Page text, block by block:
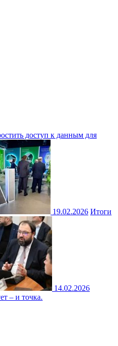
доступ к данным для
19.02.2026 Итоги
14.02.2026
– и точка.